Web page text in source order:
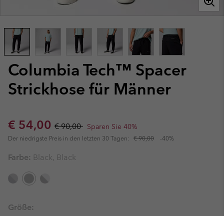
Columbia Tech™ Spacer
Strickhose für Männer
Sale price:
€ 54,00 Regular price:
€ 90,00 Sparen Sie 40%
Der niedrigste Preis in den letzten 30 Tagen: € 90,00 -40%
Farbe: Black, Black
Größe: